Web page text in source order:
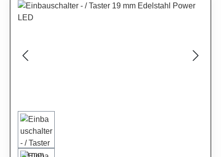
Bildergalerie überspringen